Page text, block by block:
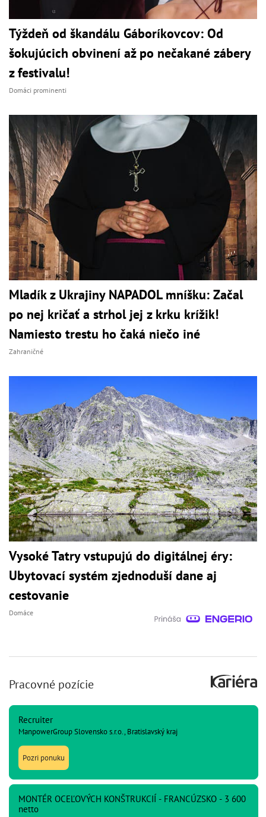
Týždeň od škandálu Gáboríkovcov: Od
šokujúcich obvinení až po nečakané zábery
z festivalu!
Domáci prominenti
Mladík z Ukrajiny NAPADOL mníšku: Začal
po nej kričať a strhol jej z krku krížik!
Namiesto trestu ho čaká niečo iné
Zahraničné
Vysoké Tatry vstupujú do digitálnej éry:
Ubytovací systém zjednoduší dane aj
cestovanie
Domáce
Pracovné pozície
Recruiter
ManpowerGroup Slovensko s.r.o., Bratislavský kraj
Pozri ponuku
MONTÉR OCEĽOVÝCH KONŠTRUKCIÍ - FRANCÚZSKO - 3 600
netto